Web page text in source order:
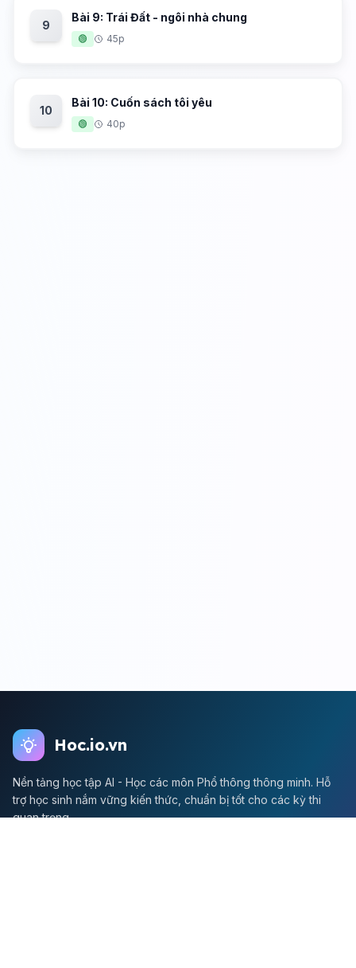
9
Bài 9: Trái Đất - ngôi nhà chung
🟢 45p
10
Bài 10: Cuốn sách tôi yêu
🟢 40p
Hoc.io.vn
Nền tảng học tập AI - Học các môn Phổ thông thông minh. Hỗ
trợ học sinh nắm vững kiến thức, chuẩn bị tốt cho các kỳ thi
quan trọng.